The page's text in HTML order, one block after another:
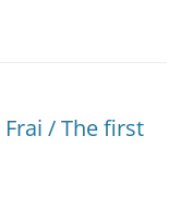
/ The first